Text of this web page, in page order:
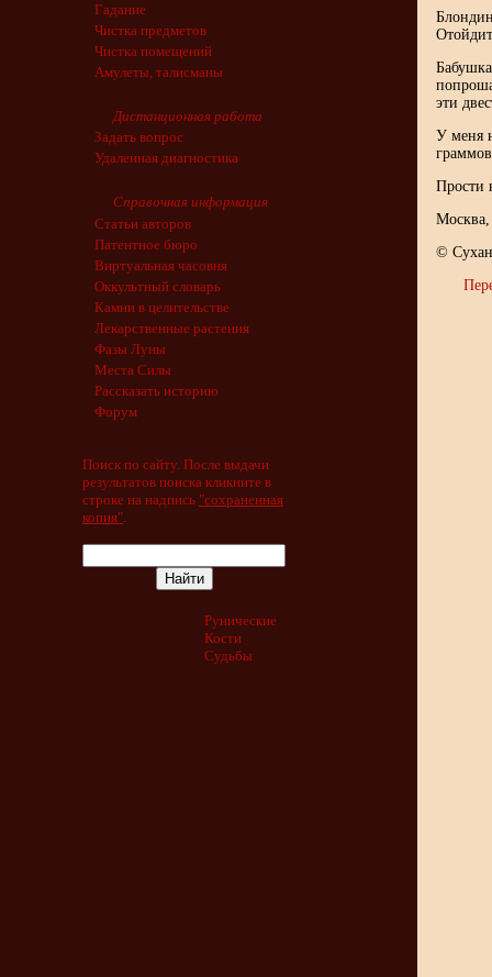
Гадание
Чистка предметов
Чистка помещений
Амулеты, талисманы
Дистанционная работа
Задать вопрос
Удаленная диагностика
Справочная информация
Статьи авторов
Патентное бюро
Виртуальная часовня
Оккультный словарь
Камни в целительстве
Лекарственные растения
Фазы Луны
Места Силы
Рассказать историю
Форум
Поиск по сайту. После выдачи
результатов поиска кликните в
строке на надпись "сохраненная
копия".
Рунические
Кости
Судьбы
эти
У меня
Прости
©